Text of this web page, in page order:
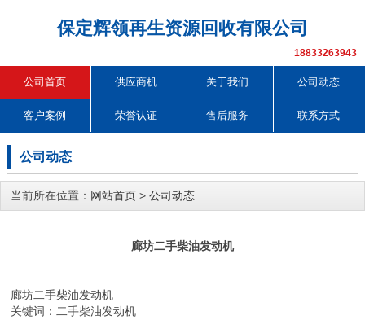
保定辉领再生资源回收有限公司
18833263943
公司首页 供应商机 关于我们 公司动态
客户案例 荣誉认证 售后服务 联系方式
公司动态
当前所在位置： 网站首页 > 公司动态
廊坊二手柴油发动机
廊坊二手柴油发动机
关键词：二手柴油发动机